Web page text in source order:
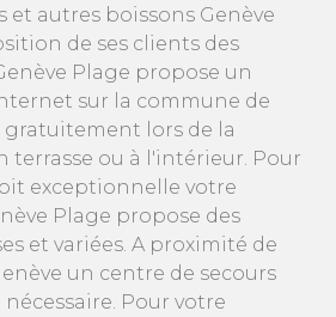
et autres boissons Genève
de ses clients des
Plage propose un
sur la commune de
gratuitement lors de la
terrasse ou à l'intérieur. Pour
exceptionnelle votre
Plage propose des
et variées. A proximité de
un centre de secours
Pour votre